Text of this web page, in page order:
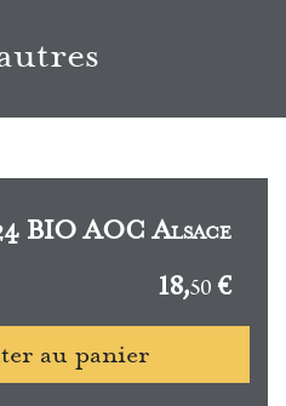
Saint
des villages viticoles de la
historique est en réalité le “Val
Val Saint Grégoire
BIO AOC Alsace
18,50 €
au panier